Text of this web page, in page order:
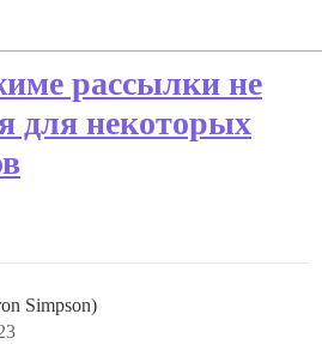
рассылки не
для некоторых
Simpson)